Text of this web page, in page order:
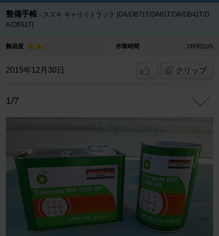
整備手帳
スズキ キャリイトラック [DA/DB71T/DA81T/DA/DB41T/D
A/DB51T]
難易度 作業時間 1時間以内
2015年12月30日 クリップ
1/7